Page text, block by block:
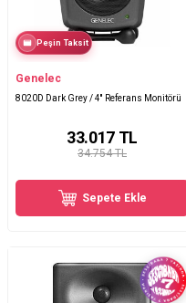
Peşin Taksit
Genelec
8020D Dark Grey / 4'' Referans Monitörü
34.754 TL
33.017TL
Sepete Ekle